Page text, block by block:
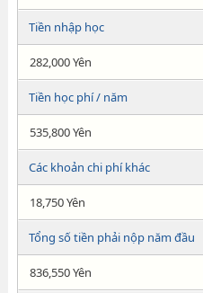
Tiền nhập học
282,000 Yên
Tiền học phí / năm
535,800 Yên
Các khoản chi phí khác
18,750 Yên
Tổng số tiền phải nộp năm đầu
836,550 Yên